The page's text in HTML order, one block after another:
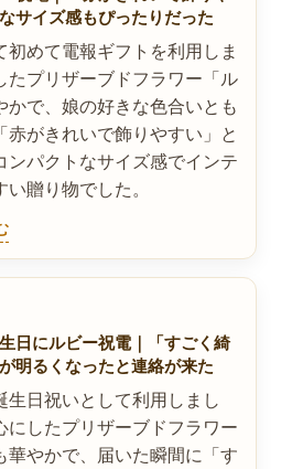
サイズ感もぴったりだった
初めて電報ギフトを利用しま
たプリザーブドフラワー「ル
かで、娘の好きな色合いとも
赤がきれいで飾りやすい」と
ンパクトなサイズ感でインテ
贈り物でした。
日にルビー祝電｜「すごく綺
明るくなったと連絡が来た
生日祝いとして利用しまし
にしたプリザーブドフラワー
華やかで、届いた瞬間に「す